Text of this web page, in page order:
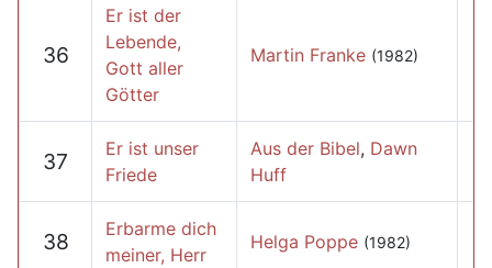
36
Er ist der
Lebende,
Gott aller
Götter
Martin Franke (1982)
37
Er ist unser
Friede
Aus der Bibel, Dawn
Huff
38
Erbarme dich
meiner, Herr
Helga Poppe (1982)